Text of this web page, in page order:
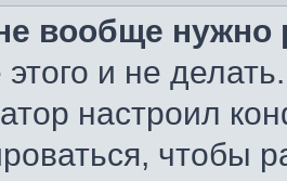
вообще нужно
и не
настроил
чтобы